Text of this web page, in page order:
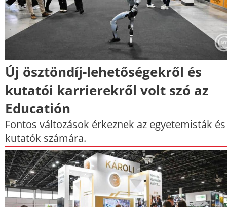
Új ösztöndíj-lehetőségekről és
kutatói karrierekről volt szó az
Educatión
Fontos változások érkeznek az egyetemisták
kutatók számára.